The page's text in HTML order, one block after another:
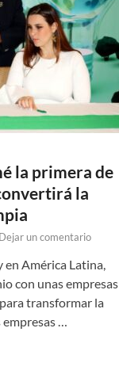
la primera de
la
Dejar un comentario
en América Latina,
con unas empresas
transformar la
…